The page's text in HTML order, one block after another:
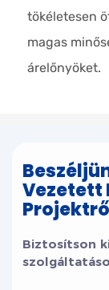
tökéletesen
magas
árelőnyöket.
Vezetett
Biztosítson